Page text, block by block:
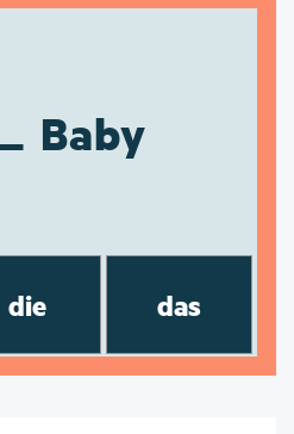
Baby
die das